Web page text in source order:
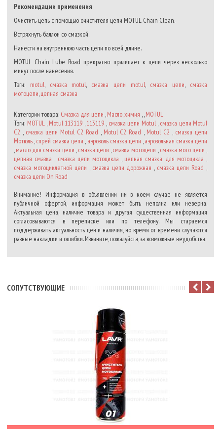
Рекомендации применения
Очистить цепь с помощью очистителя цепи MOTUL Chain Clean.
Встряхнуть баллон со смазкой.
Нанести на внутреннюю часть цепи по всей длине.
MOTUL Chain Lube Road прекрасно прилипает к цепи через несколько
минут после нанесения.
Тэги: motul, смазка motul, смазка цепи motul, смазка цепи, смазка
мотоцепи,цепная смазка
Категории товара: Смазка для цепи ,Масло, химия , ,MOTUL
Тэги: MOTUL, Motul 113119 ,113119 , смазка цепи Motul, смазка цепи Motul
C2 , смазка цепи Motul C2 Road , Motul C2 Road , Motul C2 , смазка цепи
Мотюль ,спрей смазка цепи , аэрозоль смазка цепи ,аэрозольная смазка цепи
,масло для смазки цепи ,смазка цепи ,смазка мотоцепи ,смазка мото цепи ,
цепная смазка , смазка цепи мотоцикла , цепная смазка для мотоцикла ,
смазка мотоциклетной цепи , смазка цепи дорожная , смазка цепи Road ,
смазка цепи On Road
Внимание! Информация в объявлении ни в коем случае не является
публичной офертой, информация может быть неполна или неверна.
Актуальная цена, наличие товара и другая существенная информация
согласовываются в переписке или по телефону. Мы стараемся
поддерживать актуальность цен и наличия, но время от времени случаются
разные накладки и ошибки. Извините, пожалуйста, за возможные неудобства.
CОПУТСТВУЮЩИЕ